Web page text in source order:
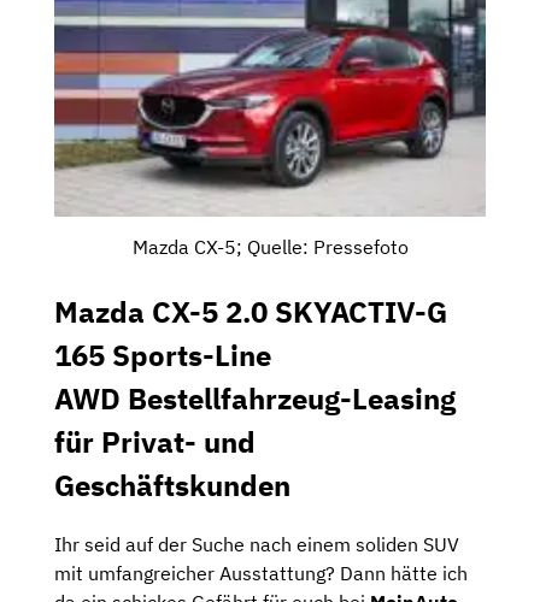
Mazda CX-5; Quelle: Pressefoto
Mazda CX-5 2.0 SKYACTIV-G
165 Sports-Line
AWD Bestellfahrzeug-Leasing
für Privat- und
Geschäftskunden
Ihr seid auf der Suche nach einem soliden SUV
mit umfangreicher Ausstattung? Dann hätte ich